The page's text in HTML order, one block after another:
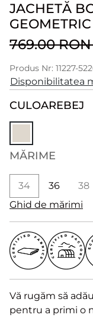
JACHETĂ
GEOMETRIC
769.00
Produs Nr: 11227-
Disponibilitatea
CULOAREBEJ
MĂRIME
34 36 38
Ghid de mărimi
Vă rugăm să
pentru a primi o